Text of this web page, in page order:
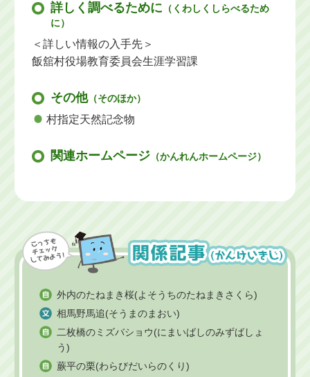
詳しく調べるために （くわしくしらべるため
に）
＜詳しい情報の入手先＞
飯舘村役場教育委員会生涯学習課
その他（そのほか）
村指定天然記念物
関連ホームページ（かんれんホームページ）
外内のたねまき桜(よそうちのたねまきさくら)
相馬野馬追(そうまのまおい)
二枚橋のミズバショウ(にまいばしのみずばしょ
う)
蕨平の栗(わらびだいらのくり)